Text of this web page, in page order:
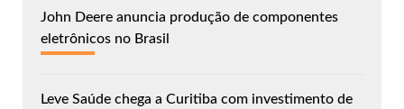
John Deere anuncia produção de componentes
eletrônicos no Brasil
Leve Saúde chega a Curitiba com investimento de